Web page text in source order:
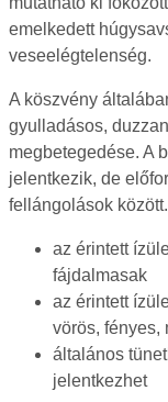
emelkedett
veseelégtelenség.
A köszvény
gyulladásos,
megbetegedése. A
jelentkezik, de
fellángolások
az érintett
fájdalmasak
az érintett
vörös, fényes,
általános
jelentkezhet